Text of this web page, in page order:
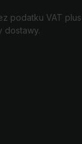
podatku VAT plus
dostawy.